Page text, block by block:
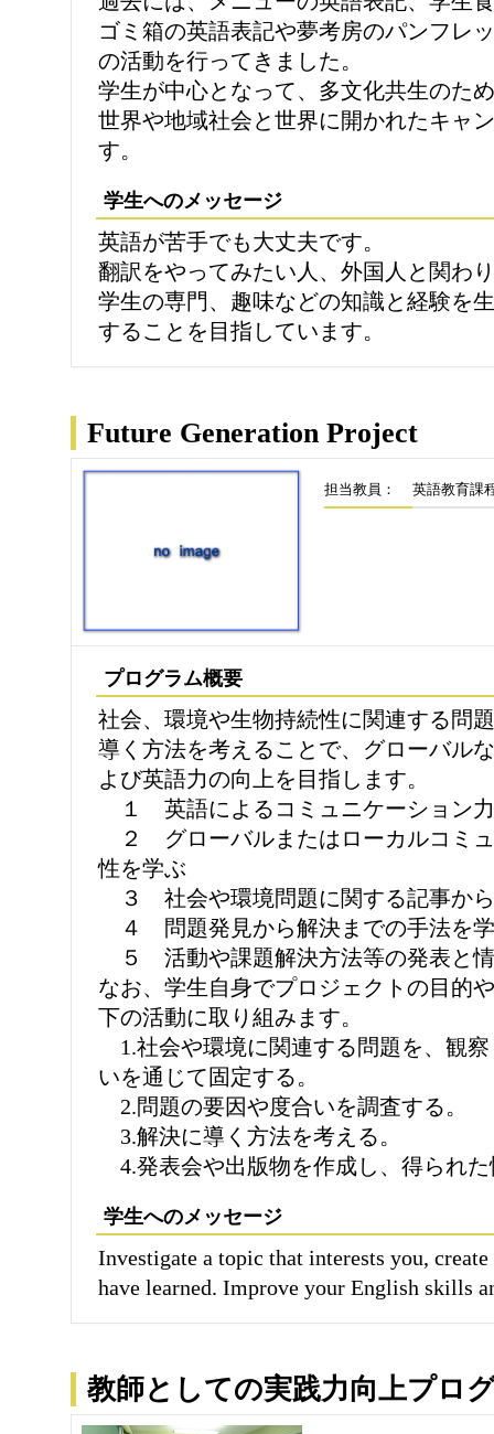
ゴミ箱の英語表記や夢考房のパンフレ
の活動を行ってきました。
学生が中心となって、多文化共生のた
世界や地域社会と世界に開かれたキャ
す。
学生へのメッセージ
英語が苦手でも大丈夫です。
翻訳をやってみたい人、外国人と関わ
学生の専門、趣味などの知識と経験を
することを目指しています。
Future Generation Project
担当教員： 英語教育課
プログラム概要
社会、環境や生物持続性に関連する問
導く方法を考えることで、グローバル
よび英語力の向上を目指します。
１ 英語によるコミュニケーション
２ グローバルまたはローカルコミ
性を学ぶ
３ 社会や環境問題に関する記事か
４ 問題発見から解決までの手法を
５ 活動や課題解決方法等の発表と
なお、学生自身でプロジェクトの目的
下の活動に取り組みます。
1.社会や環境に関連する問題を、観
いを通じて固定する。
2.問題の要因や度合いを調査する。
3.解決に導く方法を考える。
4.発表会や出版物を作成し、得られ
学生へのメッセージ
Investigate a topic that interests you,
have learned. Improve your English skills
教師としての実践力向上プロ